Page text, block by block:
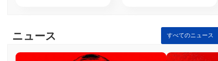
ニュース すべてのニュース